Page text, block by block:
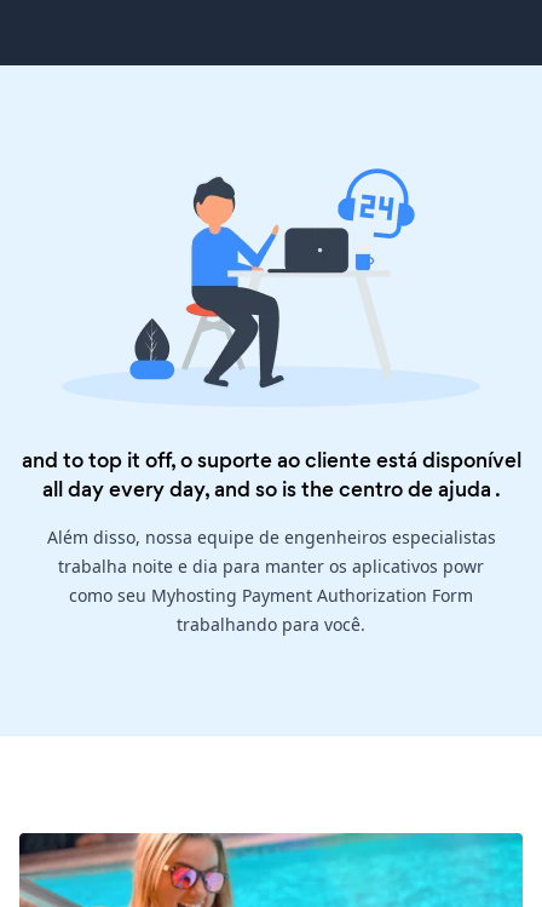
and to top it off, o suporte ao cliente está disponível
all day every day, and so is thecentro de ajuda .
Além disso, nossa equipe de engenheiros especialistas
trabalha noite e dia para manter os aplicativos powr
como seu Myhosting Payment Authorization Form
trabalhando para você.